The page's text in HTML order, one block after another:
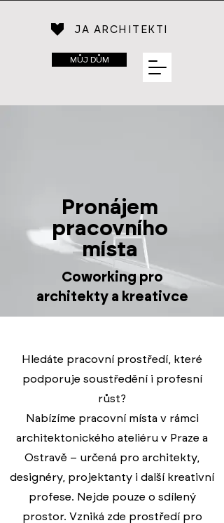
JA ARCHITEKTI
MŮJ DŮM
Pronájem
pracovního
místa
Coworking pro
architekty a kreativce
Hledáte pracovní prostředí, které
podporuje soustředění i profesní
růst?
Nabízíme pracovní místa v rámci
architektonického ateliéru v Praze a
Ostravě – určená pro architekty,
designéry, projektanty i další kreativní
profese. Nejde pouze o sdílený
prostor. Vzniká zde prostředí pro